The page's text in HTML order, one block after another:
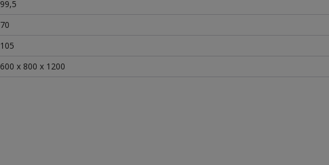
99,5
70
105
600 x 800 x 1200